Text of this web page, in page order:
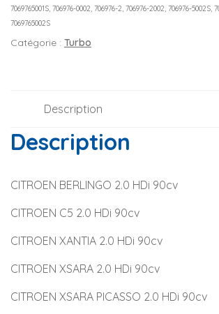
7069765001S, 706976-0002, 706976-2, 706976-2002, 706976-5002S,
7069765002S
Catégorie : Turbo
Description
Description
CITROEN BERLINGO 2.0 HDi 90cv
CITROEN C5 2.0 HDi 90cv
CITROEN XANTIA 2.0 HDi 90cv
CITROEN XSARA 2.0 HDi 90cv
CITROEN XSARA PICASSO 2.0 HDi 90cv